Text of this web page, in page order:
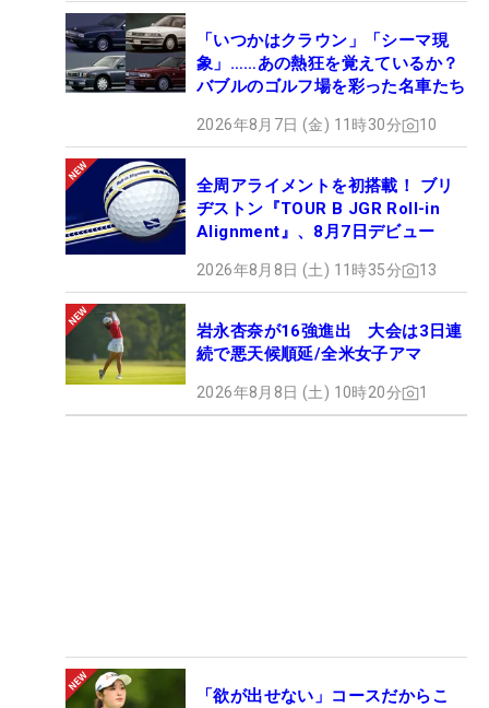
「いつかはクラウン」「シーマ現
象」……あの熱狂を覚えているか？
バブルのゴルフ場を彩った名車たち
2026年8月7日 (金) 11時30分 10
全周アライメントを初搭載！ ブリ
ヂストン『TOUR B JGR Roll-in
Alignment』、8月7日デビュー
2026年8月8日 (土) 11時35分 13
岩永杏奈が16強進出 大会は3日連
続で悪天候順延/全米女子アマ
2026年8月8日 (土) 10時20分 1
「欲が出せない」コースだからこ